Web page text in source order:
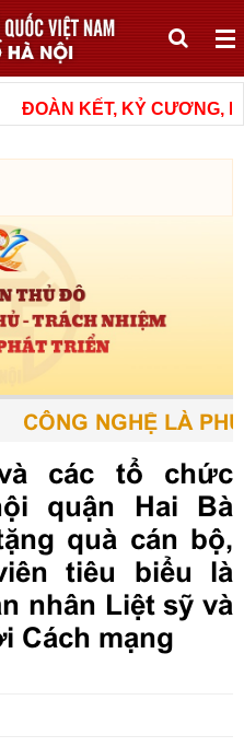
ĐOÀN KẾT, KỶ CƯƠNG,
CÔNG NGHỆ LÀ
các tổ chức
quận Hai Bà
quà cán bộ,
tiêu biểu là
nhân Liệt sỹ và
Cách mạng